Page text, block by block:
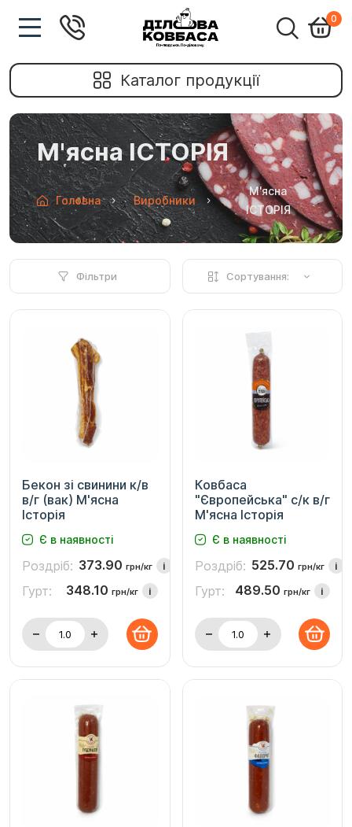
0
Каталог продукції
М'ясна ІСТОРІЯ
Головна Виробники
М'ясна
ІСТОРІЯ
Фільтри Сортування:
Бекон зі свинини к/в
в/г (вак) М'ясна
Історія
Є в наявності
Роздріб: 373.90 грн/кг i
Гурт: 348.10 грн/кг i
Ковбаса
"Європейська" с/к в/г
М'ясна Історія
Є в наявності
Роздріб: 525.70 грн/кг i
Гурт: 489.50 грн/кг i